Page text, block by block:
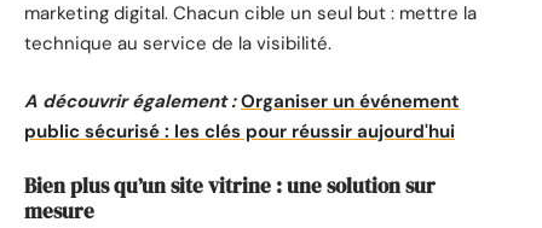
marketing digital. Chacun cible un seul but : mettre la
technique au service de la visibilité.
A découvrir également : Organiser un événement
public sécurisé : les clés pour réussir aujourd'hui
Bien plus qu’un site vitrine : une solution sur
mesure